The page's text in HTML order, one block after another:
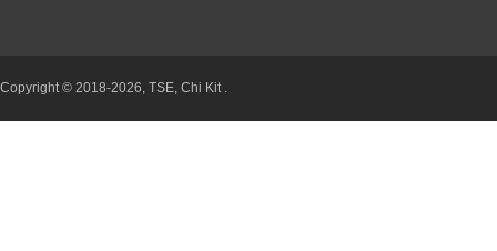
Copyright © 2018-2026, TSE, Chi Kit .